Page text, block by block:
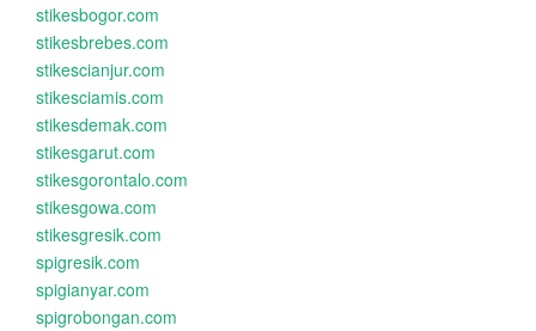
stikesbogor.com
stikesbrebes.com
stikescianjur.com
stikesciamis.com
stikesdemak.com
stikesgarut.com
stikesgorontalo.com
stikesgowa.com
stikesgresik.com
spigresik.com
spigianyar.com
spigrobongan.com